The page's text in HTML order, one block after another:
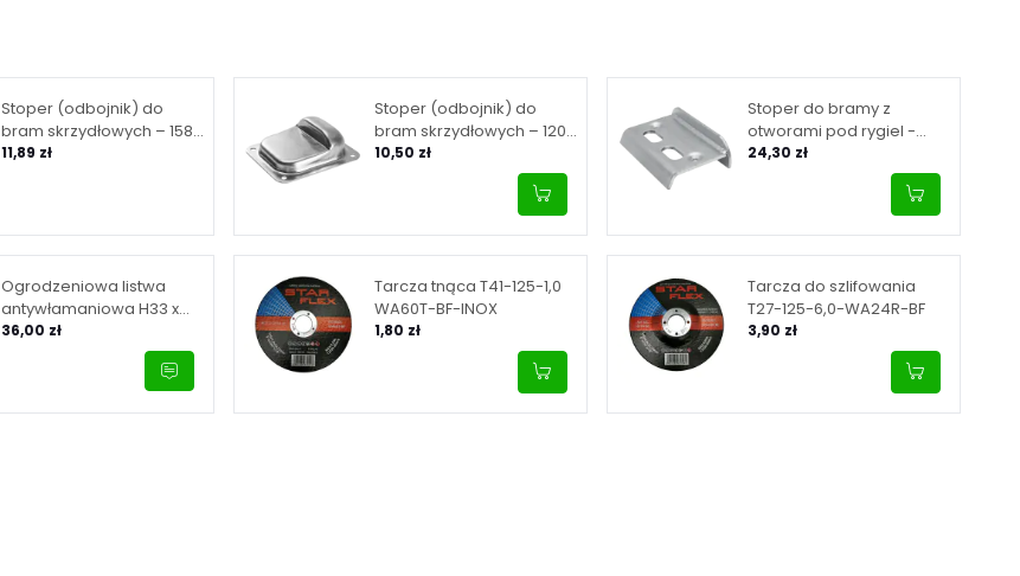
Stoper (odbojnik) do
bram skrzydłowych – 158
mm x 138 mm x H50 mm
11,89 zł
Stoper (odbojnik) do
bram skrzydłowych – 120 x
100 mm x H43 mm
10,50 zł
Stoper do bramy z
otworami pod rygiel -
ocynk 67 mm
24,30 zł
Ogrodzeniowa listwa
antywłamaniowa H33 x
L2000 x 3 mm
36,00 zł
Tarcza tnąca T41-125-1,0
WA60T-BF-INOX
1,80 zł
Tarcza do szlifowania
T27-125-6,0-WA24R-BF
3,90 zł